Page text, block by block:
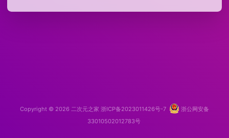
Copyright © 2026 二次元之家 浙ICP备2023011426号-7
浙公网安备
33010502012783号